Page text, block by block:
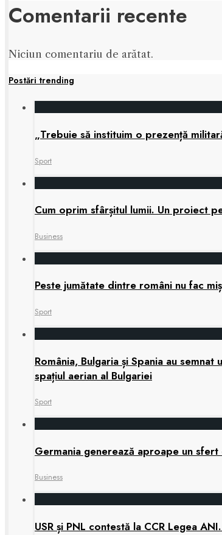
Comentarii recente
Niciun comentariu de arătat.
Postări trending
„Trebuie să instituim o prezență
Sport
Cum oprim sfârșitul lumii. Un proiect
Business
Peste jumătate dintre români nu fac
Sport
România, Bulgaria și Spania au
spațiul aerian al Bulgariei
Sport
Germania generează aproape un
Business
USR și PNL contestă la CCR Legea